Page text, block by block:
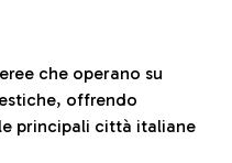
che operano su
offrendo
principali città italiane